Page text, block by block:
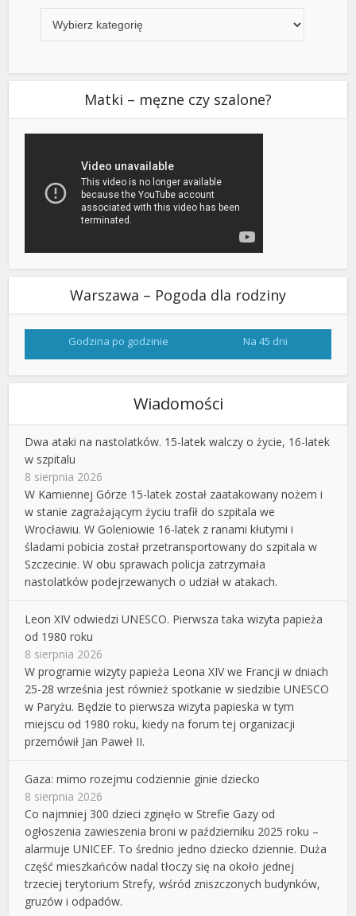
Matki – męzne czy szalone?
Warszawa – Pogoda dla rodziny
Godzina po godzinie Na 45 dni
Wiadomości
Dwa ataki na nastolatków. 15-latek walczy o życie, 16-latek
w szpitalu
8 sierpnia 2026
W Kamiennej Górze 15-latek został zaatakowany nożem i
w stanie zagrażającym życiu trafił do szpitala we
Wrocławiu. W Goleniowie 16-latek z ranami kłutymi i
śladami pobicia został przetransportowany do szpitala w
Szczecinie. W obu sprawach policja zatrzymała
nastolatków podejrzewanych o udział w atakach.
Leon XIV odwiedzi UNESCO. Pierwsza taka wizyta papieża
od 1980 roku
8 sierpnia 2026
W programie wizyty papieża Leona XIV we Francji w dniach
25-28 września jest również spotkanie w siedzibie UNESCO
w Paryżu. Będzie to pierwsza wizyta papieska w tym
miejscu od 1980 roku, kiedy na forum tej organizacji
przemówił Jan Paweł II.
Gaza: mimo rozejmu codziennie ginie dziecko
8 sierpnia 2026
Co najmniej 300 dzieci zginęło w Strefie Gazy od
ogłoszenia zawieszenia broni w październiku 2025 roku –
alarmuje UNICEF. To średnio jedno dziecko dziennie. Duża
część mieszkańców nadal tłoczy się na około jednej
trzeciej terytorium Strefy, wśród zniszczonych budynków,
gruzów i odpadów.